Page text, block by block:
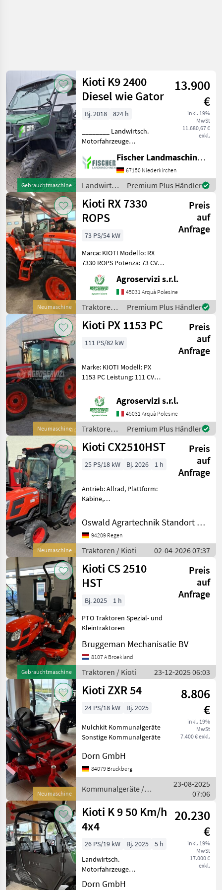
Gebrauchtmaschine
Kioti K9 2400
Diesel wie Gator
13.900
€
inkl. 19%
MwSt
11.680,67 €
exkl.
Bj. 2018
824 h
________ Landwirtsch.
Motorfahrzeuge
Fischer Landmaschinen GmbH
67150 Niederkirchen
Landwirtsch.
Motorfahrzeuge
/ Kioti
Premium Plus Händler
Neumaschine
Kioti RX 7330
ROPS
Preis
auf
Anfrage
73 PS/54 kW
Marca: KIOTI Modello: RX
7330 ROPS Potenza: 73 CV
SUPER-RIDUTTORE
Inversore:
ELETTROIDRAULICO
Superriduttore: SI Cabina:
NO Pneumatici post
Agroservizi s.r.l.
45031 Arquà Polesine
Traktoren /
Kioti
Premium Plus Händler
Neumaschine
Kioti PX 1153 PC
Preis
auf
Anfrage
111 PS/82 kW
Marke: KIOTI Modell: PX
1153 PC Leistung: 111 CV
SUPER-UNTERSETZER
Wendegetriebe:
ELEKTROHYDRAULISCH
Zusatzsteuerventile: 3 DDE
Kabine:
Agroservizi s.r.l.
45031 Arquà Polesine
Traktoren /
Kioti
Premium Plus Händler
Neumaschine
Kioti CX2510HST
Preis
auf
Anfrage
25 PS/18 kW Bj. 2026 1 h
Antrieb: Allrad, Plattform:
Kabine,
540/540E 3 Zylinder
DAEDONG Diesel Motor 18,
3 kW = 24, 5 PS nach ECE120
Abgasstufe 5 1, 647 l
Hubraum 2.600 U / m
Oswald Agrartechnik Standort Regen
94209 Regen
Traktoren / Kioti 02-04-2026 07:37
Gebrauchtmaschine
Kioti CS 2510
HST
Preis
auf
Anfrage
Bj. 2025
1 h
PTO Traktoren Spezial- und
Kleintraktoren
Bruggeman Mechanisatie BV
8107 A Broekland
Traktoren / Kioti 23-12-2025 06:03
Neumaschine
Kioti ZXR 54
8.806
€
inkl. 19%
MwSt
7.400 € exkl.
24 PS/18 kW Bj. 2025
Mulchkit Kommunalgeräte
Sonstige Kommunalgeräte
Dorn GmbH
84079 Bruckberg
Kommunalgeräte /
Kioti
23-08-2025
07:06
Kioti K 9 50 Km/h
4x4
20.230
€
inkl. 19%
MwSt
17.000 €
exkl.
26 PS/19 kW Bj. 2025
5 h
Landwirtsch.
Motorfahrzeuge
ATV/UTV/Quads/Motorschlitten
Dorn GmbH